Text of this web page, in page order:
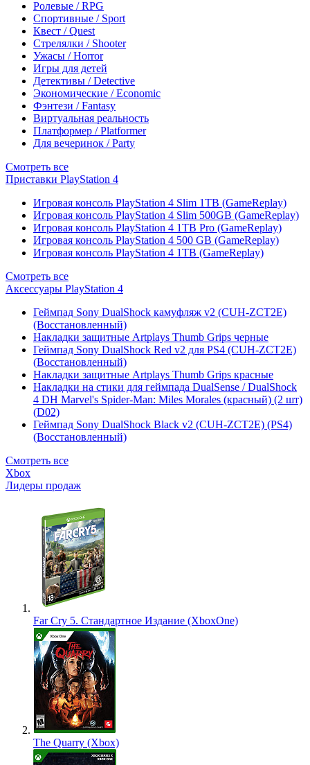
Ролевые / RPG
Спортивные / Sport
Квест / Quest
Стрелялки / Shooter
Ужасы / Horror
Игры для детей
Детективы / Detective
Экономические / Economic
Фэнтези / Fantasy
Виртуальная реальность
Платформер / Platformer
Для вечеринок / Party
Смотреть все
Приставки PlayStation 4
Игровая консоль PlayStation 4 Slim 1TB (GameReplay)
Игровая консоль PlayStation 4 Slim 500GB (GameReplay)
Игровая консоль PlayStation 4 1TB Pro (GameReplay)
Игровая консоль PlayStation 4 500 GB (GameReplay)
Игровая консоль PlayStation 4 1TB (GameReplay)
Смотреть все
Аксессуары PlayStation 4
Геймпад Sony DualShock камуфляж v2 (CUH-ZCT2E)
(Восстановленный)
Накладки защитные Artplays Thumb Grips черные
Геймпад Sony DualShock Red v2 для PS4 (CUH-ZCT2E)
(Восстановленный)
Накладки защитные Artplays Thumb Grips красные
Накладки на стики для геймпада DualSense / DualShock
4 DH Marvel's Spider-Man: Miles Morales (красный) (2 шт)
(D02)
Геймпад Sony DualShock Black v2 (CUH-ZCT2E) (PS4)
(Восстановленный)
Смотреть все
Xbox
Лидеры продаж
Far Cry 5. Стандартное Издание (XboxOne)
The Quarry (Xbox)